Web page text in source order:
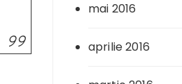
mai 2016
aprilie 2016